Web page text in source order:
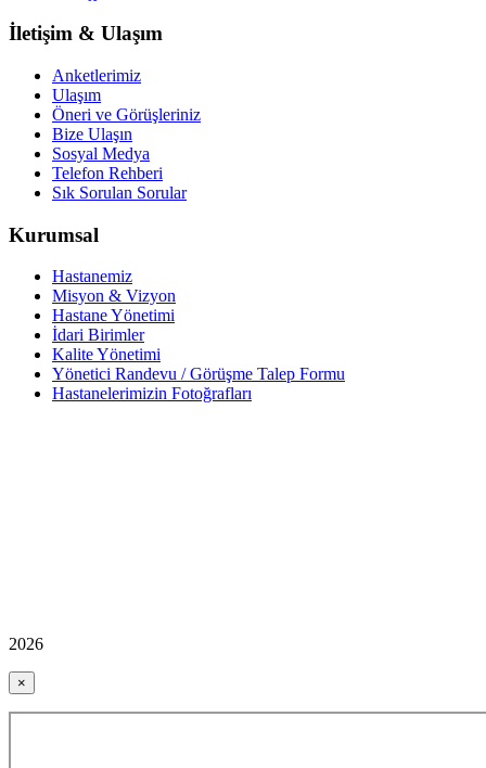
İletişim & Ulaşım
Anketlerimiz
Ulaşım
Öneri ve Görüşleriniz
Bize Ulaşın
Sosyal Medya
Telefon Rehberi
Sık Sorulan Sorular
Kurumsal
Hastanemiz
Misyon & Vizyon
Hastane Yönetimi
İdari Birimler
Kalite Yönetimi
Yönetici Randevu / Görüşme Talep Formu
Hastanelerimizin Fotoğrafları
2026
×